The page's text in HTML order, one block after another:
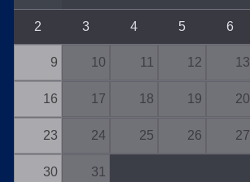
2 3 4 5 6
9 10 11 12 13
16 17 18 19 20
23 24 25 26 27
30 31